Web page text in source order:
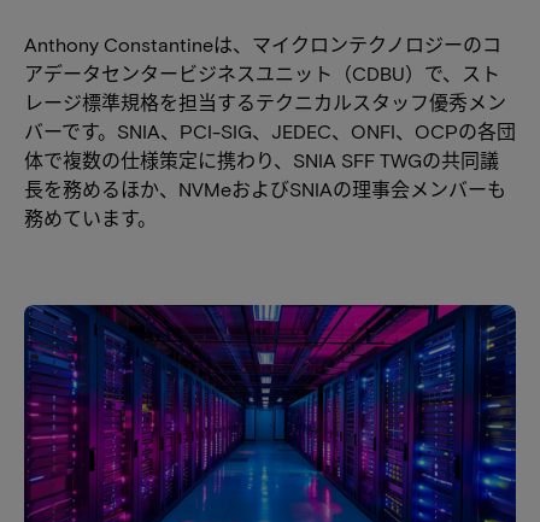
Anthony Constantineは、マイクロンテクノロジーのコ
アデータセンタービジネスユニット（CDBU）で、スト
レージ標準規格を担当するテクニカルスタッフ優秀メン
バーです。SNIA、PCI-SIG、JEDEC、ONFI、OCPの各団
体で複数の仕様策定に携わり、SNIA SFF TWGの共同議
長を務めるほか、NVMeおよびSNIAの理事会メンバーも
務めています。